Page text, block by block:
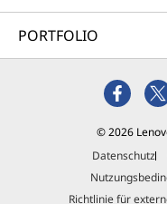
PORTFOLIO
© 2026
Datenschutz
Richtlinie für